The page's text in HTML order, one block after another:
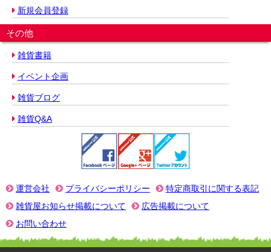
新規会員登録
その他
雑貨書籍
イベント企画
雑貨ブログ
雑貨Q&A
運営会社 プライバシーポリシー
特定商取引に関する表記
雑貨屋お知らせ掲載について
広告掲載について
お問い合わせ